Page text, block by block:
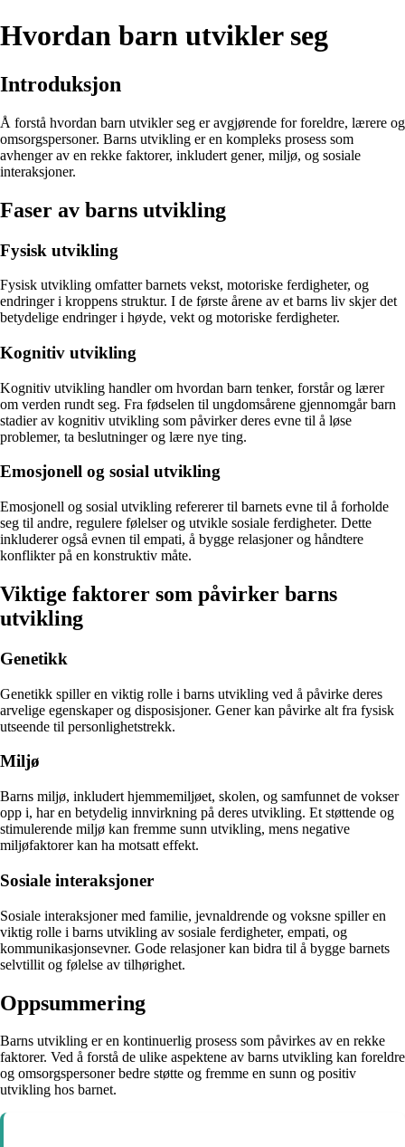
Hvordan barn utvikler seg
Introduksjon
Å forstå hvordan barn utvikler seg er avgjørende for foreldre, lærere og
omsorgspersoner. Barns utvikling er en kompleks prosess som
avhenger av en rekke faktorer, inkludert gener, miljø, og sosiale
interaksjoner.
Faser av barns utvikling
Fysisk utvikling
Fysisk utvikling omfatter barnets vekst, motoriske ferdigheter, og
endringer i kroppens struktur. I de første årene av et barns liv skjer det
betydelige endringer i høyde, vekt og motoriske ferdigheter.
Kognitiv utvikling
Kognitiv utvikling handler om hvordan barn tenker, forstår og lærer
om verden rundt seg. Fra fødselen til ungdomsårene gjennomgår barn
stadier av kognitiv utvikling som påvirker deres evne til å løse
problemer, ta beslutninger og lære nye ting.
Emosjonell og sosial utvikling
Emosjonell og sosial utvikling refererer til barnets evne til å forholde
seg til andre, regulere følelser og utvikle sosiale ferdigheter. Dette
inkluderer også evnen til empati, å bygge relasjoner og håndtere
konflikter på en konstruktiv måte.
Viktige faktorer som påvirker barns
utvikling
Genetikk
Genetikk spiller en viktig rolle i barns utvikling ved å påvirke deres
arvelige egenskaper og disposisjoner. Gener kan påvirke alt fra fysisk
utseende til personlighetstrekk.
Miljø
Barns miljø, inkludert hjemmemiljøet, skolen, og samfunnet de vokser
opp i, har en betydelig innvirkning på deres utvikling. Et støttende og
stimulerende miljø kan fremme sunn utvikling, mens negative
miljøfaktorer kan ha motsatt effekt.
Sosiale interaksjoner
Sosiale interaksjoner med familie, jevnaldrende og voksne spiller en
viktig rolle i barns utvikling av sosiale ferdigheter, empati, og
kommunikasjonsevner. Gode relasjoner kan bidra til å bygge barnets
selvtillit og følelse av tilhørighet.
Oppsummering
Barns utvikling er en kontinuerlig prosess som påvirkes av en rekke
faktorer. Ved å forstå de ulike aspektene av barns utvikling kan foreldre
og omsorgspersoner bedre støtte og fremme en sunn og positiv
utvikling hos barnet.